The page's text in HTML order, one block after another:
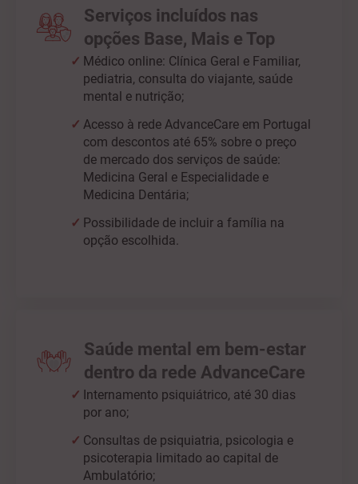
Serviços incluídos nas
opções Base, Mais e Top
Médico online: Clínica Geral e Familiar,
pediatria, consulta do viajante, saúde
mental e nutrição;
Acesso à rede AdvanceCare em Portugal
com descontos até 65% sobre o preço
de mercado dos serviços de saúde:
Medicina Geral e Especialidade e
Medicina Dentária;
Possibilidade de incluir a família na
opção escolhida.
Saúde mental em bem-estar
dentro da rede AdvanceCare
Internamento psiquiátrico, até 30 dias
por ano;
Consultas de psiquiatria, psicologia e
psicoterapia limitado ao capital de
Ambulatório;